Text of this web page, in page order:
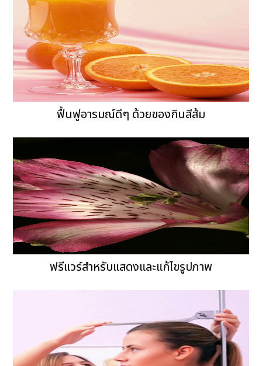
ฟื้นฟูอารมณ์ดีๆ ด้วยของกินสีส้ม
ฟรีแวร์สำหรับแสดงและแก้ไขรูปภาพ